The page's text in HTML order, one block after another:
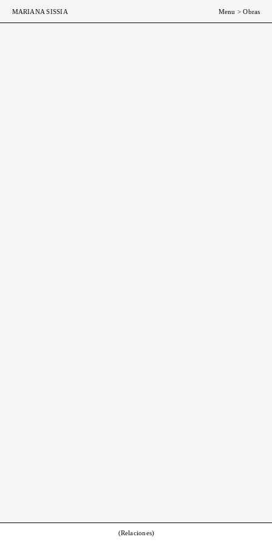
MARIANA SISSIA Menu >Obras
ESPENG
(Relaciones)